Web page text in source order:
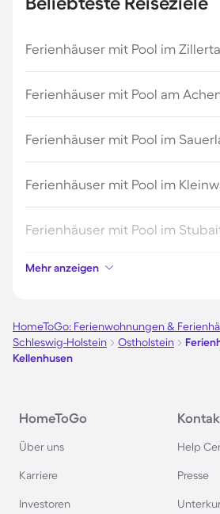
Ferienhäuser mit Pool im
Ferienhäuser mit Pool am
Ferienhäuser mit Pool im
Ferienhäuser mit Pool im
Ferienhäuser mit Pool im
Ferienhäuser mit Pool auf Elba
Ferienhäuser mit Pool im Ötztal
Ferienhäuser mit Pool in Maria
Ferienhäuser mit Pool in Fiss
Ferienhäuser mit Pool im
Ferienhäuser mit Pool in der
Mehr anzeigen
HomeToGo: Ferienwohnungen &
Schleswig-Holstein
Ostholstein
Kellenhusen
HomeToGo
Über uns
Karriere
Investoren
Help
Presse